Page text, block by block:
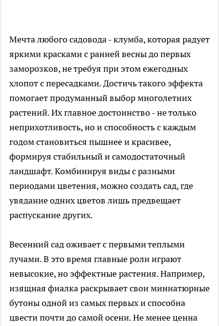
Мечта любого садовода - клумба, которая радует
яркими красками с ранней весны до первых
заморозков, не требуя при этом ежегодных
хлопот с пересадками. Достичь такого эффекта
помогает продуманный выбор многолетних
растений. Их главное достоинство - не только
неприхотливость, но и способность с каждым
годом становиться пышнее и красивее,
формируя стабильный и самодостаточный
ландшафт. Комбинируя виды с разными
периодами цветения, можно создать сад, где
увядание одних цветов лишь предвещает
распускание других.
Весенний сад оживает с первыми теплыми
лучами. В это время главные роли играют
невысокие, но эффектные растения. Например,
изящная фиалка раскрывает свои миниатюрные
бутоны одной из самых первых и способна
цвести почти до самой осени. Не менее ценна